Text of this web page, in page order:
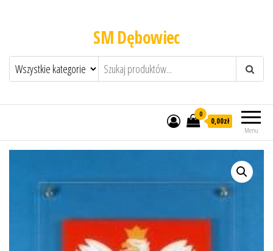
SM Dębowiec
Menu
0
0,00zł